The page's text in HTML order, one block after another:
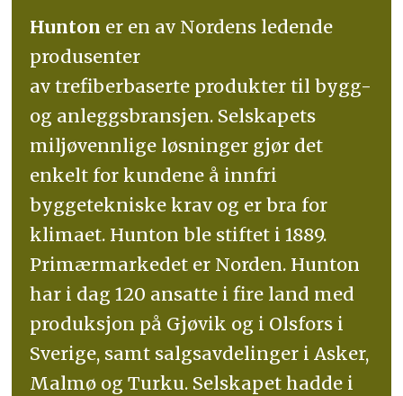
Hunton er en av Nordens ledende
produsenter
av trefiberbaserte produkter til bygg-
og anleggsbransjen. Selskapets
miljøvennlige løsninger gjør det
enkelt for kundene å innfri
byggetekniske krav og er bra for
klimaet. Hunton ble stiftet i 1889.
Primærmarkedet er Norden. Hunton
har i dag 120 ansatte i fire land med
produksjon på Gjøvik og i Olsfors i
Sverige, samt salgsavdelinger i Asker,
Malmø og Turku. Selskapet hadde i